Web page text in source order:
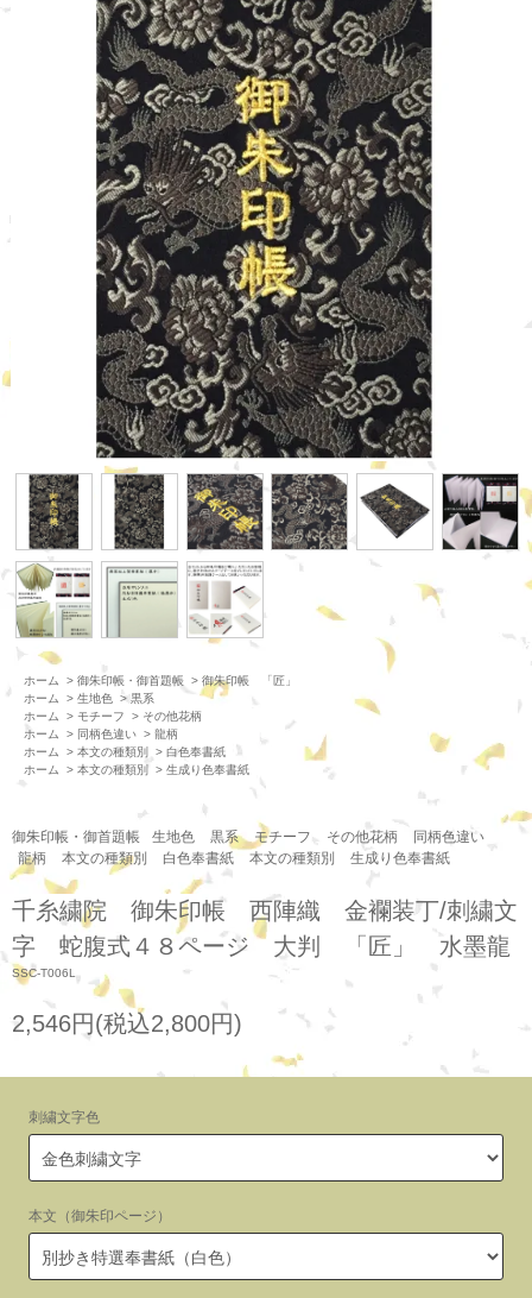
ホーム > 御朱印帳・御首題帳 > 御朱印帳 「匠」
ホーム
> 生地色 >黒系
ホーム
> モチーフ > その他花柄
ホーム
> 同柄色違い > 龍柄
ホーム
> 本文の種類別 > 白色奉書紙
ホーム
> 本文の種類別 > 生成り色奉書紙
御朱印帳・御首題帳 生地色 黒系 モチーフ その他花柄
同柄色違い
龍柄
本文の種類別 白色奉書紙 本文の種類別 生成り色奉書紙
千糸繍院 御朱印帳 西陣織 金襴装丁/刺繍文
字 蛇腹式４８ページ 大判 「匠」 水墨龍
SSC-T006L
2,546円(税込2,800円)
刺繍文字色
本文（御朱印ページ）